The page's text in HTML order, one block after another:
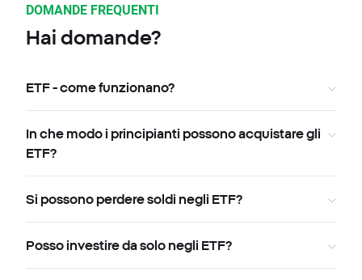
DOMANDE FREQUENTI
Hai domande?
ETF - come funzionano?
In che modo i principianti possono acquistare gli
ETF?
Si possono perdere soldi negli ETF?
Posso investire da solo negli ETF?